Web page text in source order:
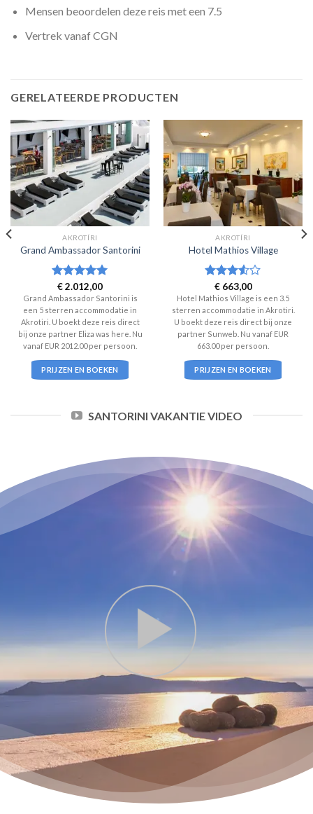
Mensen beoordelen deze reis met een 7.5
Vertrek vanaf CGN
GERELATEERDE PRODUCTEN
AKROTÍRI
Grand Ambassador Santorini
Waardering
5uit 5
€2.012,00
Grand Ambassador Santorini is
een 5 sterren accommodatie in
Akrotiri. U boekt deze reis direct
bij onze partner Eliza was here. Nu
vanaf EUR 2012.00 per persoon.
PRIJZEN EN BOEKEN
AKROTÍRI
Hotel Mathios Village
Waardering
3.5uit
5
€663,00
Hotel Mathios Village is een 3.5
sterren accommodatie in Akrotiri.
U boekt deze reis direct bij onze
partner Sunweb. Nu vanaf EUR
663.00 per persoon.
PRIJZEN EN BOEKEN
SANTORINI VAKANTIE VIDEO